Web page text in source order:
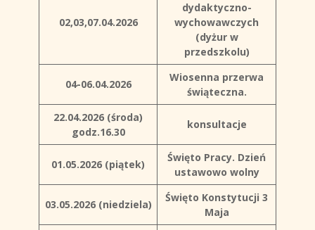
02,03,07.04.2026
dydaktyczno-
wychowawczych
(dyżur w
przedszkolu)
04-06.04.2026
Wiosenna przerwa
świąteczna.
22.04.2026 (środa)
godz.16.30
konsultacje
01.05.2026 (piątek)
Święto Pracy. Dzień
ustawowo wolny
03.05.2026 (niedziela)
Święto Konstytucji 3
Maja